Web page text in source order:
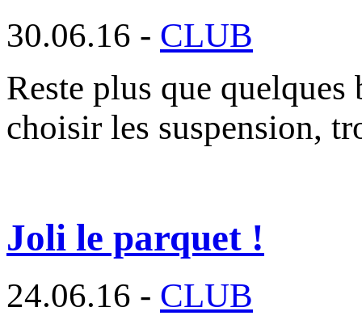
30.06.16 - CLUB
Reste plus que
choisir les suspension,
Joli le parquet !
24.06.16 - CLUB